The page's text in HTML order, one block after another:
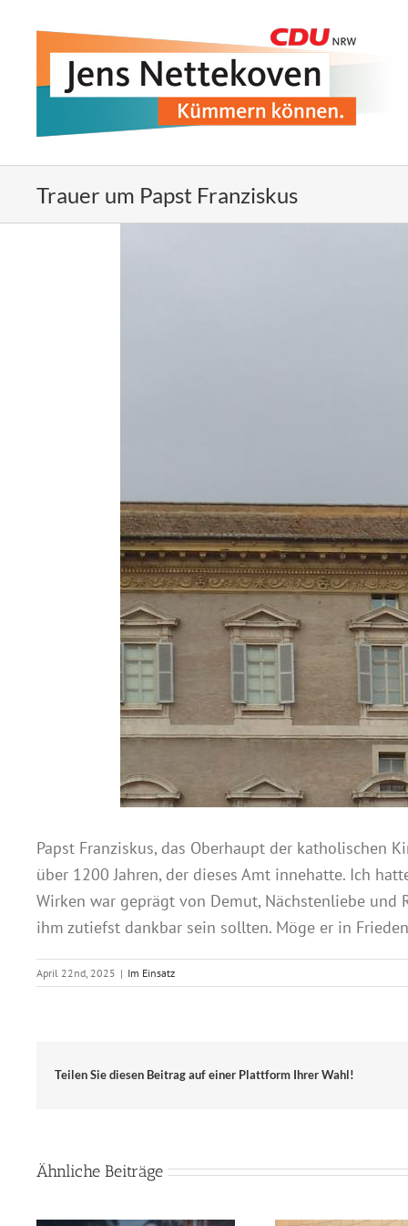
Trauer um Papst Franziskus
Papst Franziskus, das Oberhaupt der katholischen
über 1200 Jahren, der dieses Amt innehatte. Ich
Wirken war geprägt von Demut, Nächstenliebe und
ihm zutiefst dankbar sein sollten. Möge er in
April 22nd, 2025 | Im Einsatz
Teilen Sie diesen Beitrag auf einer Plattform Ihrer Wahl!
Ähnliche Beiträge